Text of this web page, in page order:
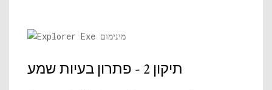
תיקון 2 - פתרון בעיות שמע